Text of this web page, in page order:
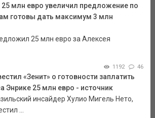
25 млн евро увеличил предложение по
готовы дать максимум 3 млн
25 млн евро за Алексея
1192 46
«Зенит» о готовности заплатить
Энрике 25 млн евро - источник
инсайдер Хулио Мигель Нето,
...